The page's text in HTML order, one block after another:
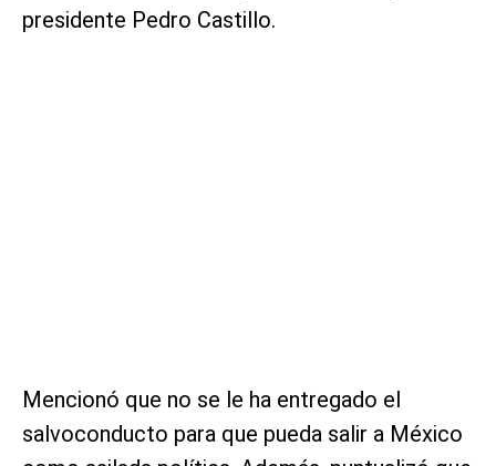
presidente Pedro Castillo.
Mencionó que no se le ha entregado el
salvoconducto para que pueda salir a México